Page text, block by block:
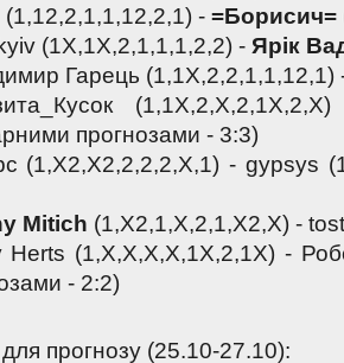
(1,12,2,1,1,12,2,1) - =Борисич=
(1X,1X,2,1,1,1,2,2) - Ярік
Гарець (1,1X,2,2,1,1,12,1)
прогнозами - 3:3)
(1,X2,X2,2,2,2,X,1) - gypsys
Mitich (1,Х2,1,Х,2,1,Х2,Х) -
Herts (1,X,X,X,X,1X,2,1X) -
- 2:2)
прогнозу (25.10-27.10):